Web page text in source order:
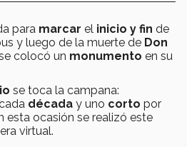
para marcar el inicio y fin de
y luego de la muerte de Don
colocó un monumento en su
se toca la campana:
década y uno corto por
esta ocasión se realizó este
virtual.